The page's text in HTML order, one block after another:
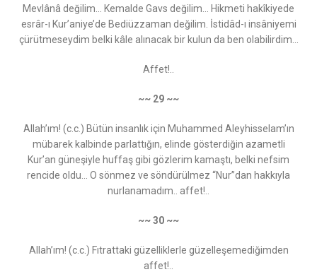
Mevlânâ değilim... Kemalde Gavs değilim… Hikmeti hakîkiyede
esrâr-ı Kur’aniye’de Bediüzzaman değilim. İstidâd-ı insâniyemi
çürütmeseydim belki kâle alınacak bir kulun da ben olabilirdim...
Affet!..
~~ 29 ~~
Allah’ım! (c.c.) Bütün insanlık için Muhammed Aleyhisselam’ın
mübarek kalbinde parlattığın, elinde gösterdiğin azametli
Kur’an güneşiyle huffaş gibi gözlerim kamaştı, belki nefsim
rencide oldu... O sönmez ve söndürülmez “Nur”dan hakkıyla
nurlanamadım.. affet!..
~~ 30 ~~
Allah’ım! (c.c.) Fıtrattaki güzelliklerle güzelleşemediğimden
affet!..